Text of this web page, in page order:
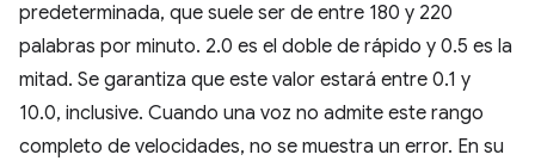
predeterminada, que suele ser de entre 180 y 220
palabras por minuto. 2.0 es el doble de rápido y 0.5 es la
mitad. Se garantiza que este valor estará entre 0.1 y
10.0, inclusive. Cuando una voz no admite este rango
completo de velocidades, no se muestra un error. En su